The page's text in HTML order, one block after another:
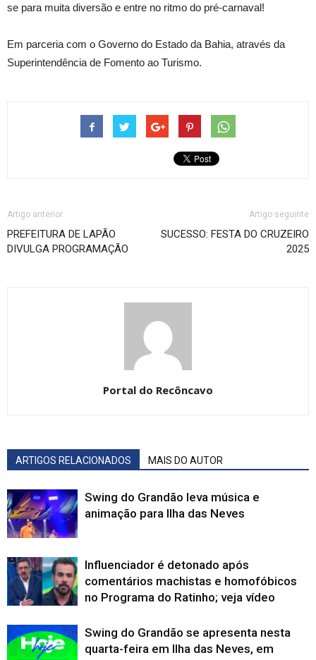
se para muita diversão e entre no ritmo do pré-carnaval!
Em parceria com o Governo do Estado da Bahia, através da
Superintendência de Fomento ao Turismo.
Artigo anterior
PREFEITURA DE LAPÃO
DIVULGA PROGRAMAÇÃO
Artigo seguinte
SUCESSO: FESTA DO CRUZEIRO
2025
Portal do Recôncavo
ARTIGOS RELACIONADOS MAIS DO AUTOR
Swing do Grandão leva música e
animação para Ilha das Neves
Influenciador é detonado após
comentários machistas e homofóbicos
no Programa do Ratinho; veja vídeo
Swing do Grandão se apresenta nesta
quarta-feira em Ilha das Neves, em